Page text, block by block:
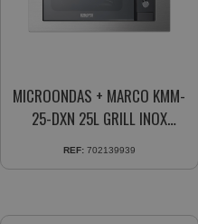
MICROONDAS + MARCO KMM-
25-DXN 25L GRILL INOX
DIGITAL
REF: 702139939